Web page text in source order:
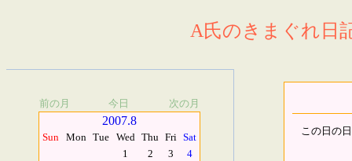
A氏のきまぐれ日
前の月 今日 次の月
2007.8
Sun Mon Tue Wed Thu Fri Sat
1
2 3
4
この日の